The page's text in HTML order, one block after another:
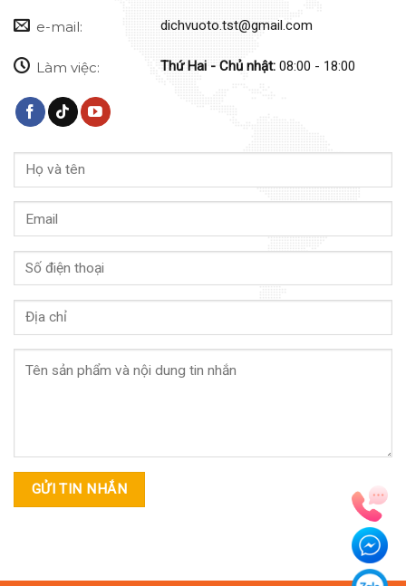
e-mail: dichvuoto.tst@gmail.com
Làm việc: Thứ Hai - Chủ nhật: 08:00 - 18:00